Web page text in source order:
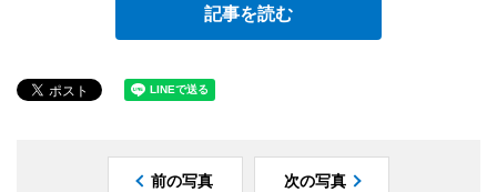
記事を読む
前の写真 次の写真